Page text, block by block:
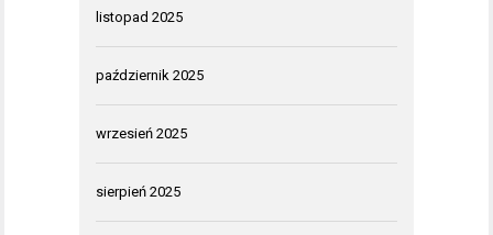
listopad 2025
październik 2025
wrzesień 2025
sierpień 2025